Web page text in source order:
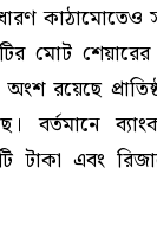
কাঠামোতেও
মোট
রয়েছে
বর্তমানে
টাকা এবং